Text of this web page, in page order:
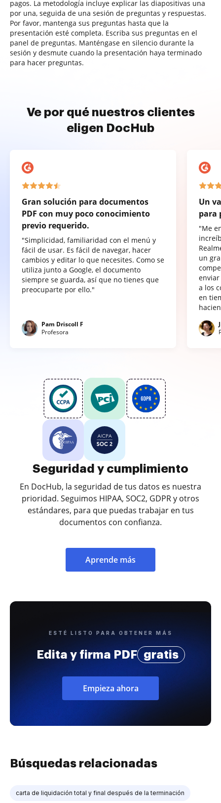
pagos. La metodología incluye explicar las diapositivas una
por una, seguida de una sesión de preguntas y respuestas.
Por favor, mantenga sus preguntas hasta que la
presentación esté completa. Escriba sus preguntas en el
panel de preguntas. Manténgase en silencio durante la
sesión y desmute cuando la presentación haya terminado
para hacer preguntas.
Ve por qué nuestros clientes
eligen DocHub
Gran solución para documentos
PDF con muy poco conocimiento
previo requerido.
"Simplicidad, familiaridad con el menú y
fácil de usar. Es fácil de navegar, hacer
cambios y editar lo que necesites. Como se
utiliza junto a Google, el documento
siempre se guarda, así que no tienes que
preocuparte por ello."
Pam Driscoll F
Profesora
Un
para
"Me
un
a los
en
Seguridad y cumplimiento
En DocHub, la seguridad de tus datos es nuestra
prioridad. Seguimos HIPAA, SOC2, GDPR y otros
estándares, para que puedas trabajar en tus
documentos con confianza.
Aprende más
ESTÉ LISTO PARA OBTENER MÁS
Edita y firma PDF gratis
Empieza ahora
Búsquedas relacionadas
carta de liquidación total y final después de la terminación